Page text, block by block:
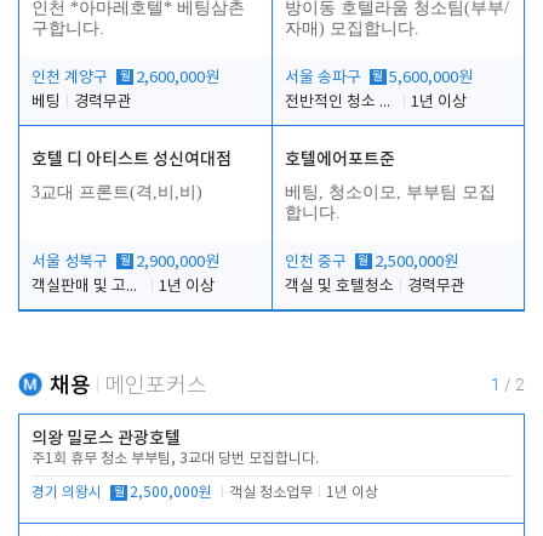
인천 *아마레호텔* 베팅삼촌
구합니다.
인천 계양구 월 2,600,000원
베팅
경력무관
방이동 호텔라움 청소팀(부부/
자매) 모집합니다.
서울 송파구 월 5,600,000원
전반적인 청소 업무(객실청소.객실정리)
1년 이상
호텔 디 아티스트 성신여대점
3교대 프론트(격,비,비)
서울 성북구 월 2,900,000원
객실판매 및 고객응대
1년 이상
호텔에어포트준
베팅, 청소이모, 부부팀 모집
합니다.
인천 중구 월 2,500,000원
객실 및 호텔청소
경력무관
채용 메인포커스 1 / 2
의왕 밀로스 관광호텔
주1회 휴무 청소 부부팀, 3교대 당번 모집합니다.
경기 의왕시 월 2,500,000원 객실 청소업무 1년 이상